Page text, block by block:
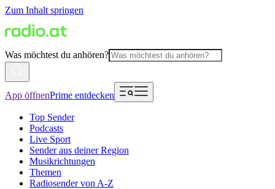
Zum Inhalt springen
Was möchtest du anhören?
App öffnenPrime entdecken
Top Sender
Podcasts
Live Sport
Sender aus deiner Region
Musikrichtungen
Themen
Radiosender von A-Z